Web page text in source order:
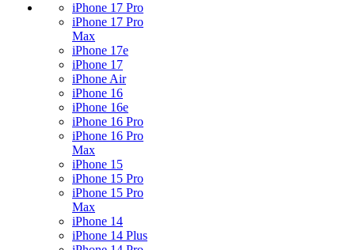
iPhone 17 Pro
iPhone 17 Pro
Max
iPhone 17e
iPhone 17
iPhone Air
iPhone 16
iPhone 16e
iPhone 16 Pro
iPhone 16 Pro
Max
iPhone 15
iPhone 15 Pro
iPhone 15 Pro
Max
iPhone 14
iPhone 14 Plus